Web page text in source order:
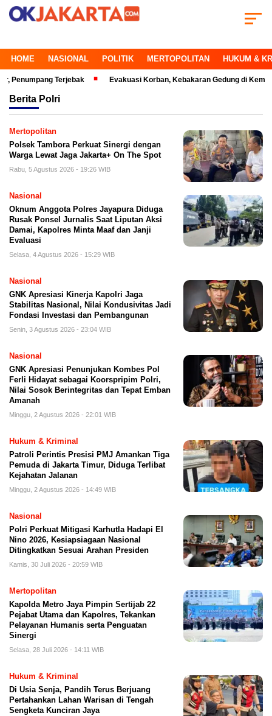
HOME NASIONAL POLITIK MERTOPOLITAN HUKUM &
Terjebak Evakuasi Korban, Kebakaran Gedung di Kemayoran
Berita Polri
Mertopolitan
Polsek Tambora Perkuat Sinergi dengan
Warga Lewat Jaga Jakarta+ On The Spot
Rabu, 5 Agustus 2026 - 19:26 WIB
Nasional
Oknum Anggota Polres Jayapura Diduga
Rusak Ponsel Jurnalis Saat Liputan Aksi
Damai, Kapolres Minta Maaf dan Janji
Evaluasi
Selasa, 4 Agustus 2026 - 15:29 WIB
Nasional
GNK Apresiasi Kinerja Kapolri Jaga
Stabilitas Nasional, Nilai Kondusivitas Jadi
Fondasi Investasi dan Pembangunan
Senin, 3 Agustus 2026 - 23:04 WIB
Nasional
GNK Apresiasi Penunjukan Kombes Pol
Ferli Hidayat sebagai Koorspripim Polri,
Nilai Sosok Berintegritas dan Tepat Emban
Amanah
Minggu, 2 Agustus 2026 - 22:01 WIB
Hukum & Kriminal
Patroli Perintis Presisi PMJ Amankan Tiga
Pemuda di Jakarta Timur, Diduga Terlibat
Kejahatan Jalanan
Minggu, 2 Agustus 2026 - 14:49 WIB
Nasional
Polri Perkuat Mitigasi Karhutla Hadapi El
Nino 2026, Kesiapsiagaan Nasional
Ditingkatkan Sesuai Arahan Presiden
Kamis, 30 Juli 2026 - 20:59 WIB
Mertopolitan
Kapolda Metro Jaya Pimpin Sertijab 22
Pejabat Utama dan Kapolres, Tekankan
Pelayanan Humanis serta Penguatan
Sinergi
Selasa, 28 Juli 2026 - 14:11 WIB
Hukum & Kriminal
Di Usia Senja, Pandih Terus Berjuang
Pertahankan Lahan Warisan di Tengah
Sengketa Kunciran Jaya